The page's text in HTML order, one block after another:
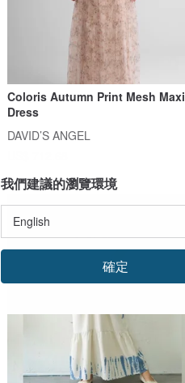
Coloris Autumn Print Mesh Maxi
Dress
DAVID’S ANGEL
我們建議的瀏覽環境
確定